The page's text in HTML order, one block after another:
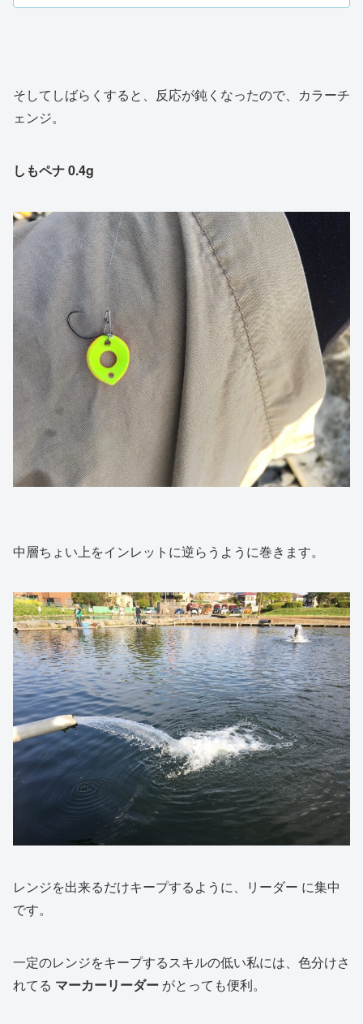
そしてしばらくすると、反応が鈍くなったので、カラーチ
ェンジ。
しもペナ 0.4g
中層ちょい上をインレットに逆らうように巻きます。
レンジを出来るだけキープするように、リーダー に集中
です。
一定のレンジをキープするスキルの低い私には、色分けさ
れてる マーカーリーダー がとっても便利。